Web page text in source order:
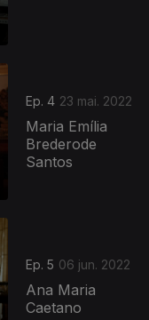
Ep. 4 23 mai. 2022
Maria Emília
Brederode
Santos
Ep. 5 06 jun. 2022
Ana Maria
Caetano